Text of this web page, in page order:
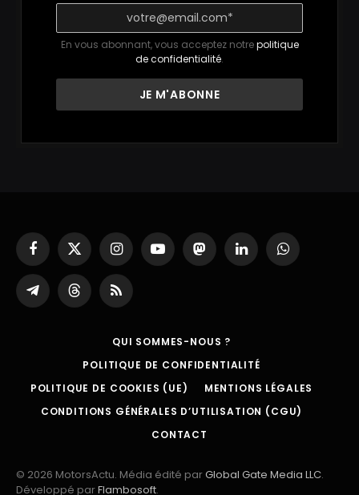
En vous abonnant, vous acceptez notrepolitique
de confidentialité.
Facebook
X
(Twitter)
InstagramYouTubeMastodonLinkedInWhatsApp
Partager
sur
ThreadsRSS
QUI SOMMES-NOUS ?
POLITIQUE DE CONFIDENTIALITÉ
POLITIQUE DE COOKIES (UE)
MENTIONS LÉGALES
CONDITIONS GÉNÉRALES D’UTILISATION (CGU)
CONTACT
© 2026 MotorsActu. Média édité parGlobal Gate Media LLC.
Développé parFlambosoft.